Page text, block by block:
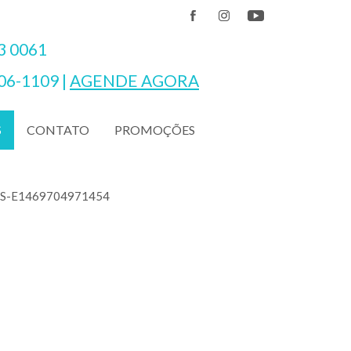
0061
1109 | AGENDE AGORA
CONTATO PROMOÇÕES
E1469704971454